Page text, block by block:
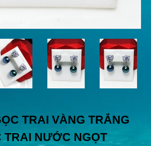
TRAI VÀNG TRẮNG
TRAI NƯỚC NGỌT